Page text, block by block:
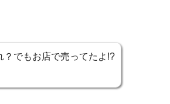
？でもお店で売ってたよ!?